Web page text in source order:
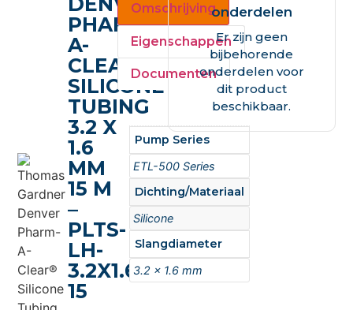
PHARM-
A-
CLEAR®
SILICONE
TUBING
3.2 X
1.6
MM
15 M
–
PLTS-
LH-
3.2X1.6-
15
Omschrijving
Eigenschappen
Documenten
Pump Series
ETL-500 Series
Dichting/Materiaal
Silicone
Slangdiameter
3.2 x 1.6 mm
onderdelen
Er zijn geen
bijbehorende
onderdelen voor
dit product
beschikbaar.